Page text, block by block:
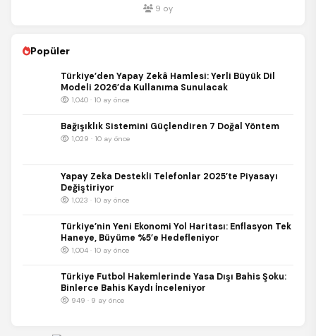
9 oy
Popüler
Türkiye’den Yapay Zekâ Hamlesi: Yerli Büyük Dil
Modeli 2026’da Kullanıma Sunulacak
1,040 · 10 ay önce
Bağışıklık Sistemini Güçlendiren 7 Doğal Yöntem
1,029 · 10 ay önce
Yapay Zeka Destekli Telefonlar 2025’te Piyasayı
Değiştiriyor
1,023 · 10 ay önce
Türkiye’nin Yeni Ekonomi Yol Haritası: Enflasyon Tek
Haneye, Büyüme %5’e Hedefleniyor
1,004 · 10 ay önce
Türkiye Futbol Hakemlerinde Yasa Dışı Bahis Şoku:
Binlerce Bahis Kaydı İnceleniyor
949 · 9 ay önce